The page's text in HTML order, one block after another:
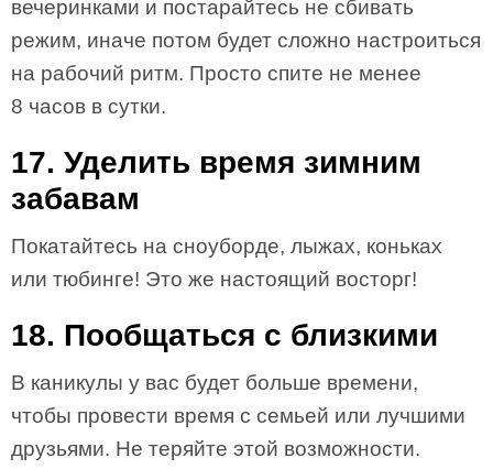
вечеринками и постарайтесь не сбивать
режим, иначе потом будет сложно настроиться
на рабочий ритм. Просто спите не менее
8 часов в сутки.
17. Уделить время зимним
забавам
Покатайтесь на сноуборде, лыжах, коньках
или тюбинге! Это же настоящий восторг!
18. Пообщаться с близкими
В каникулы у вас будет больше времени,
чтобы провести время с семьей или лучшими
друзьями. Не теряйте этой возможности.